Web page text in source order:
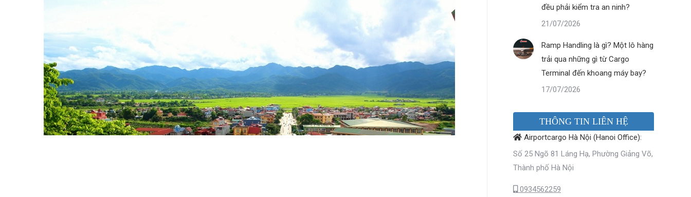
đều phải kiểm tra an ninh?
21/07/2026
Ramp Handling là gì? Một lô hàng
trải qua những gì từ Cargo
Terminal đến khoang máy bay?
17/07/2026
THÔNG TIN LIÊN HỆ
Airportcargo Hà Nội (Hanoi Office):
Số 25 Ngõ 81 Láng Hạ, Phường Giảng Võ,
Thành phố Hà Nội
0934562259